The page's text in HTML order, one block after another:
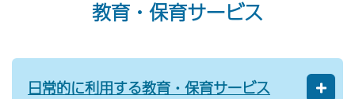
教育・保育サービス
日常的に利用する教育・保育サービス